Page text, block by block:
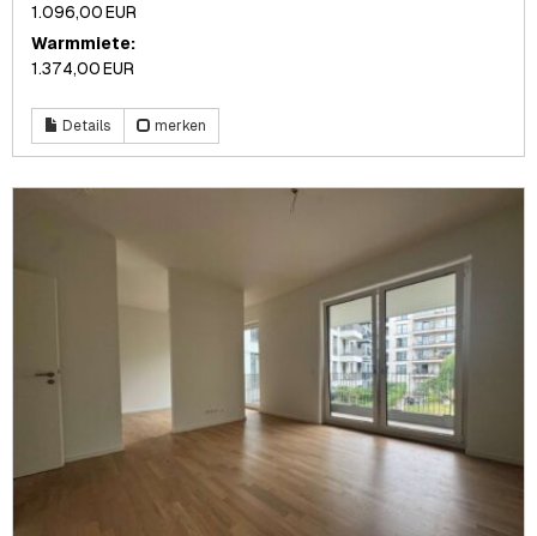
1.096,00 EUR
Warmmiete:
1.374,00 EUR
Details merken